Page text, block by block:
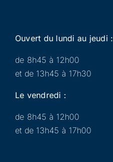
Ouvert du lundi au jeudi :
de 8h45 à 12h00
et de 13h45 à 17h30
Le vendredi :
de 8h45 à 12h00
et de 13h45 à 17h00